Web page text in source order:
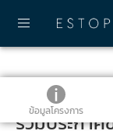
ข้อมูลโครงการ
รวมประกา